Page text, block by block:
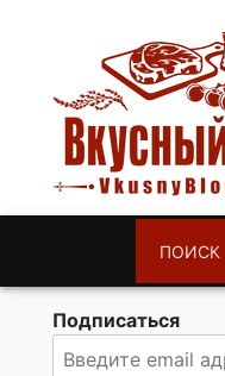
ПОИСК
Подписаться